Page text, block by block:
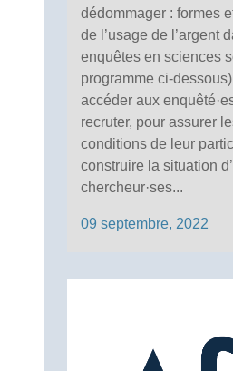
dédommager : formes
de l’usage de l’argent
enquêtes en sciences
programme ci-
accéder aux
recruter, pour assurer
conditions de leur
construire la situation
chercheur·ses...
09 septembre, 2022